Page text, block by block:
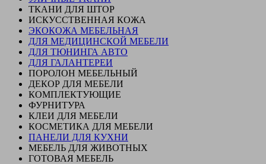
ТКАНИ ДЛЯ ШТОР
ИСКУССТВЕННАЯ КОЖА
ЭКОКОЖА МЕБЕЛЬНАЯ
ДЛЯ МЕДИЦИНСКОЙ МЕБЕЛИ
ДЛЯ ТЮНИНГА АВТО
ДЛЯ ГАЛАНТЕРЕИ
ПОРОЛОН МЕБЕЛЬНЫЙ
ДЕКОР ДЛЯ МЕБЕЛИ
КОМПЛЕКТУЮЩИЕ
ФУРНИТУРА
КЛЕИ ДЛЯ МЕБЕЛИ
КОСМЕТИКА ДЛЯ МЕБЕЛИ
ПАНЕЛИ ДЛЯ КУХНИ
МЕБЕЛЬ ДЛЯ ЖИВОТНЫХ
ГОТОВАЯ МЕБЕЛЬ